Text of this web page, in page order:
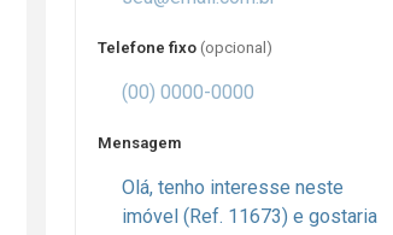
Telefone fixo (opcional)
Mensagem